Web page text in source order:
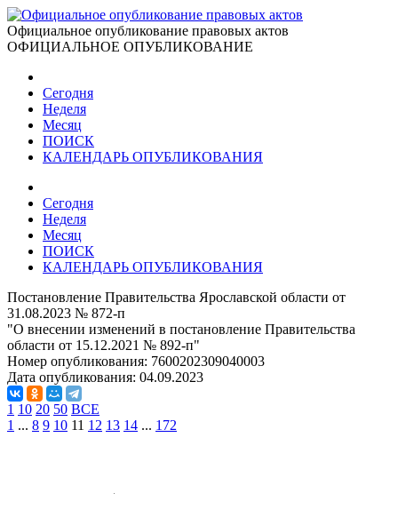
Официальное опубликование правовых актов
ОФИЦИАЛЬНОЕ ОПУБЛИКОВАНИЕ
Сегодня
Неделя
Месяц
ПОИСК
КАЛЕНДАРЬ ОПУБЛИКОВАНИЯ
Сегодня
Неделя
Месяц
ПОИСК
КАЛЕНДАРЬ ОПУБЛИКОВАНИЯ
Постановление Правительства Ярославской области от
31.08.2023 № 872-п
"О внесении изменений в постановление Правительства
области от 15.12.2021 № 892-п"
Номер опубликования: 7600202309040003
Дата опубликования: 04.09.2023
1 10 20 50 ВСЕ
1 ... 8 9 10 11 12 13 14 ... 172